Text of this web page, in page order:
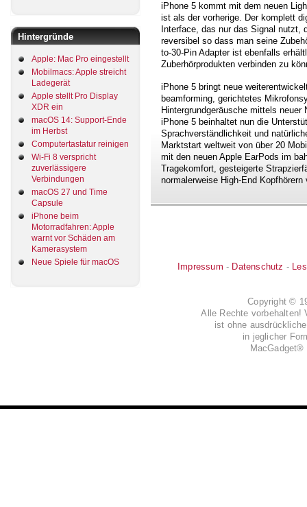
Hintergründe
Apple: Mac Pro eingestellt
Mobilmacs: Apple streicht
Ladegerät
Apple stellt Pro Display
XDR ein
macOS 14: Support-Ende
im Herbst
Computertastatur reinigen
Wi-Fi 8 verspricht
zuverlässigere
Verbindungen
macOS 27 und Time
Capsule
iPhone beim
Motorradfahren: Apple
warnt vor Schäden am
Kamerasystem
Neue Spiele für macOS
iPhone 5 kommt mit dem neuen
ist als der vorherige. Der komplett
Interface, das nur das Signal nutzt,
reversibel so dass man seine
to-30-Pin Adapter ist ebenfalls
Zuberhörprodukten verbinden zu
iPhone 5 bringt neue
beamforming, gerichtetes
Hintergrundgeräusche mittels neuer
iPhone 5 beinhaltet nun die
Sprachverständlichkeit und
Marktstart weltweit von über 20
mit den neuen Apple EarPods im
Tragekomfort, gesteigerte
normalerweise High-End
Impressum - Datenschutz -
Copyright ©
Alle Rechte vorbehalten!
ist ohne
in jeglicher
MacGadget®